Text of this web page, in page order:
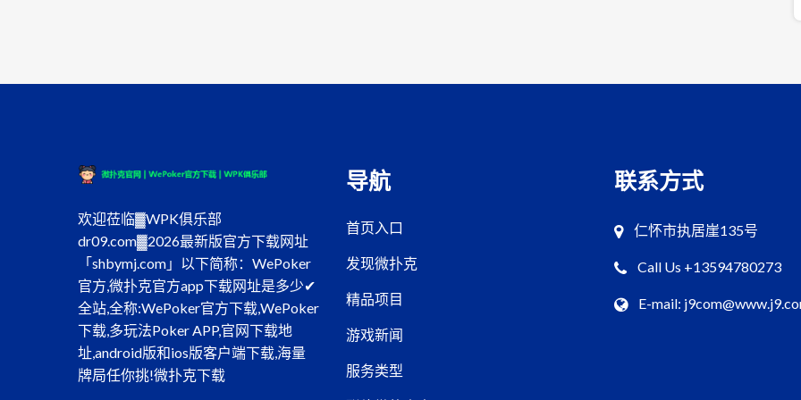
欢迎莅临▓WPK俱乐部
dr09.com▓2026最新版官方下载网址
「shbymj.com」以下简称：WePoker
官方,微扑克官方app下载网址是多少✔
全站,全称:WePoker官方下载,WePoker
下载,多玩法Poker APP,官网下载地
址,android版和ios版客户端下载,海量
牌局任你挑!微扑克下载
导航
首页入口
发现微扑克
精品项目
游戏新闻
服务类型
联系方式
仁怀市执居崖135号
Call Us +13594780273
E-mail: